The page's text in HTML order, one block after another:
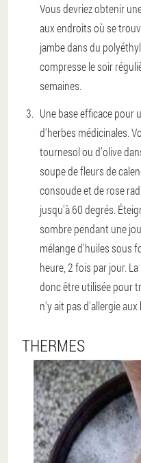
Vous devriez obtenir
aux endroits où se
jambe dans du
compresse le soir
semaines.
Une base efficace pour
d'herbes médicinales.
tournesol ou d'olive
soupe de fleurs de
consoude et de rose
jusqu'à 60 degrés.
sombre pendant une
mélange d'huiles sous
heure, 2 fois par jour.
donc être utilisée pour
n'y ait pas d'allergie aux
THERMES